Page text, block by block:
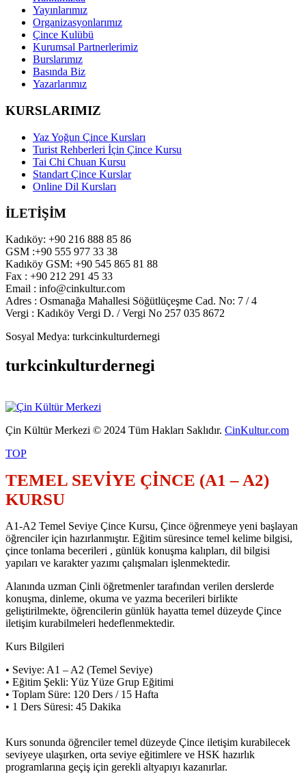
Yayınlarımız
Organizasyonlarımız
Çince Kulübü
Kurumsal Partnerlerimiz
Burslarımız
Basında Biz
Yazarlarımız
KURSLARIMIZ
Yaz Yoğun Çince Kursları
Turist Rehberleri İçin Çince Kursu
Tai Chi Chuan Kursu
Standart Çince Kurslar
Online Dil Kursları
İLETİŞİM
Kadıköy: +90 216 888 85 86
GSM :+90 555 977 33 38
Kadıköy GSM: +90 545 865 81 88
Fax : +90 212 291 45 33
Email : info@cinkultur.com
Adres : Osmanağa Mahallesi Söğütlüçeşme Cad. No: 7 / 4
Vergi : Kadıköy Vergi D. / Vergi No 257 035 8672
Sosyal Medya: turkcinkulturdernegi
turkcinkulturdernegi
Çin Kültür Merkezi © 2024 Tüm Hakları Saklıdır. CinKultur.com
TOP
TEMEL SEVİYE ÇİNCE (A1 – A2)
KURSU
A1-A2 Temel Seviye Çince Kursu, Çince öğrenmeye yeni başlayan
öğrenciler için hazırlanmıştır. Eğitim süresince temel kelime bilgisi,
çince tonlama becerileri , günlük konuşma kalıpları, dil bilgisi
yapıları ve karakter yazımı çalışmaları işlenmektedir.
Alanında uzman Çinli öğretmenler tarafından verilen derslerde
konuşma, dinleme, okuma ve yazma becerileri birlikte
geliştirilmekte, öğrencilerin günlük hayatta temel düzeyde Çince
iletişim kurabilmeleri hedeflenmektedir.
Kurs Bilgileri
• Seviye: A1 – A2 (Temel Seviye)
• Eğitim Şekli: Yüz Yüze Grup Eğitimi
• Toplam Süre: 120 Ders / 15 Hafta
• 1 Ders Süresi: 45 Dakika
Kurs sonunda öğrenciler temel düzeyde Çince iletişim kurabilecek
seviyeye ulaşırken, orta seviye eğitimlere ve HSK hazırlık
programlarına geçiş için gerekli altyapıyı kazanırlar.